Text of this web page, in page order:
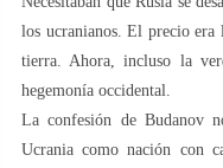
los ucranianos. El precio era
tierra. Ahora, incluso la
hegemonía occidental.
La confesión de Budanov
Ucrania como nación con